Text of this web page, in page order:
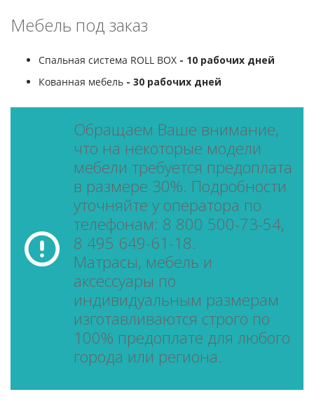
Мебель под заказ
Спальная система ROLL BOX - 10 рабочих дней
Кованная мебель - 30 рабочих дней
Обращаем Ваше внимание,
что на некоторые модели
мебели требуется предоплата
в размере 30%. Подробности
уточняйте у оператора по
телефонам: 8 800 500-73-54,
8 495 649-61-18.
Матрасы, мебель и
аксессуары по
индивидуальным размерам
изготавливаются строго по
100% предоплате для любого
города или региона.